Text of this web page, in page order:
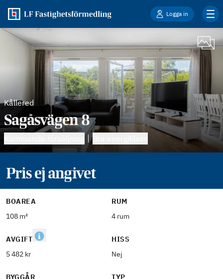
Logga in
Kållered
Sagåsvägen 8
Pris ej angivet
BOAREA
108 m²
RUM
4 rum
AVGIFT
5 482 kr
HISS
Nej
BYGGÅR
TYP